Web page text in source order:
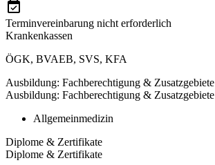
Terminvereinbarung nicht erforderlich
Krankenkassen
ÖGK, BVAEB, SVS, KFA
Ausbildung: Fachberechtigung & Zusatzgebiete
Ausbildung: Fachberechtigung & Zusatzgebiete
Allgemeinmedizin
Diplome & Zertifikate
Diplome & Zertifikate